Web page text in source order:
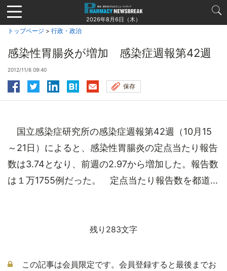
Jump
to
navigation
2026年8月6日（木）
トップページ > 行政・政治
感染性胃腸炎が増加 感染症週報第42週
2012/11/6 09:40
保存
国立感染症研究所の感染症週報第42週（10月15
～21日）によると、感染性胃腸炎の定点当たり報告
数は3.74となり、前週の2.97から増加した。報告数
は１万1755例だった。 定点当たり報告数を都道...
残り283文字
この記事は会員限定です。会員登録すると最後までお